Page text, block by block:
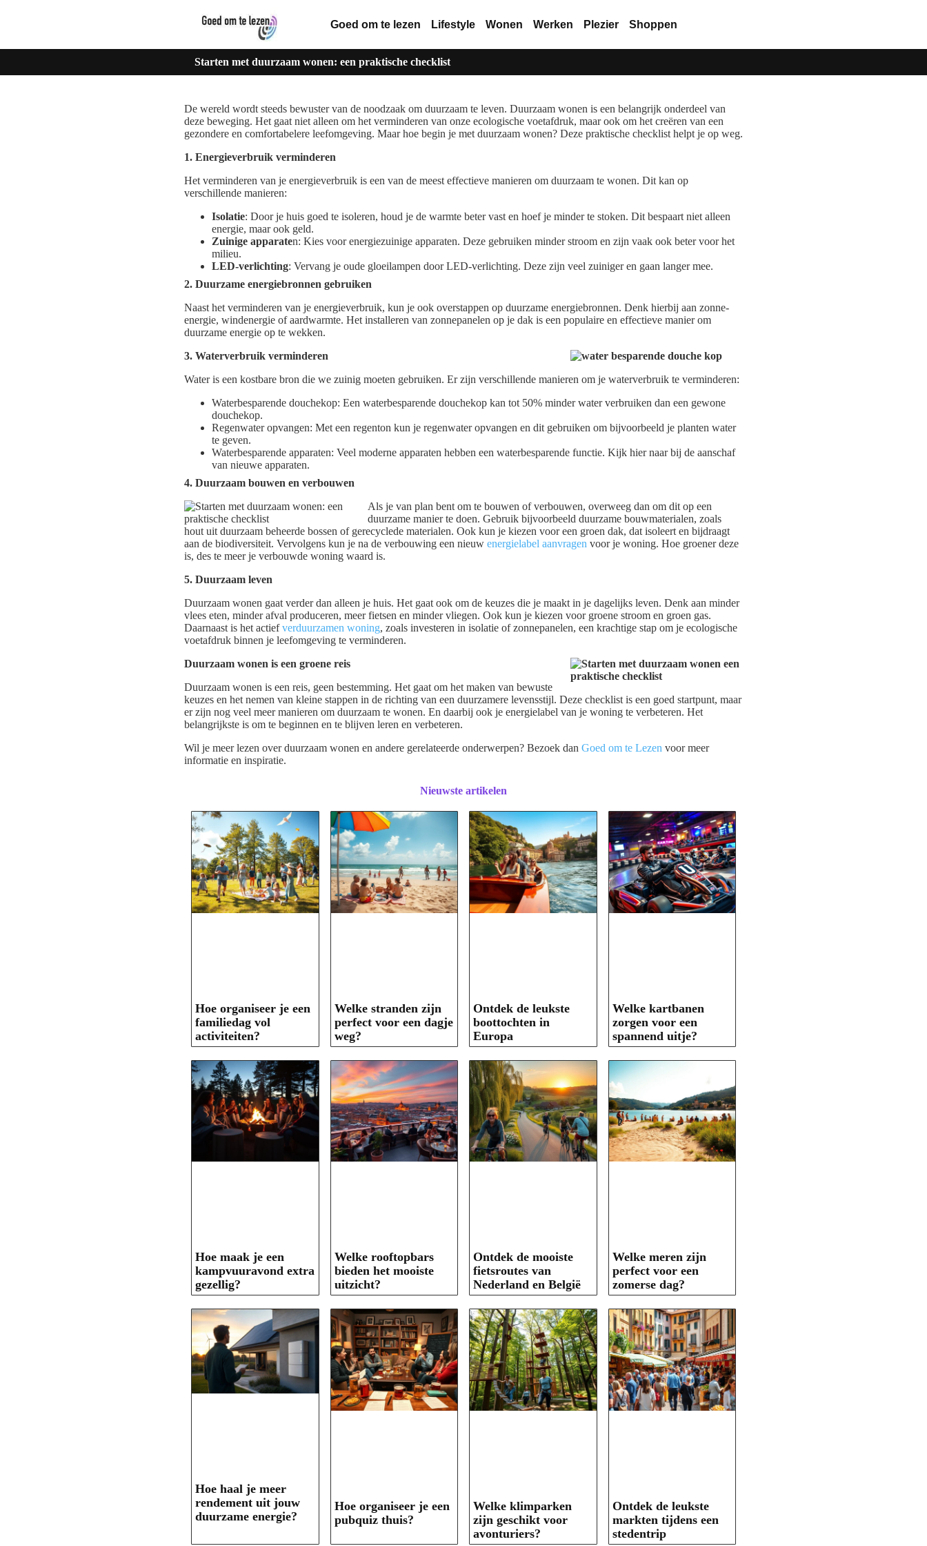
Goed om te lezen Lifestyle Wonen Werken Plezier Shoppen
Starten met duurzaam wonen: een praktische checklist
De wereld wordt steeds bewuster van de noodzaak om duurzaam te leven. Duurzaam wonen is een belangrijk onderdeel van
deze beweging. Het gaat niet alleen om het verminderen van onze ecologische voetafdruk, maar ook om het creëren van een
gezondere en comfortabelere leefomgeving. Maar hoe begin je met duurzaam wonen? Deze praktische checklist helpt je op weg.
1. Energieverbruik verminderen
Het verminderen van je energieverbruik is een van de meest effectieve manieren om duurzaam te wonen. Dit kan op
verschillende manieren:
Isolatie: Door je huis goed te isoleren, houd je de warmte beter vast en hoef je minder te stoken. Dit bespaart niet alleen
energie, maar ook geld.
Zuinige apparaten: Kies voor energiezuinige apparaten. Deze gebruiken minder stroom en zijn vaak ook beter voor het
milieu.
LED-verlichting: Vervang je oude gloeilampen door LED-verlichting. Deze zijn veel zuiniger en gaan langer mee.
2. Duurzame energiebronnen gebruiken
Naast het verminderen van je energieverbruik, kun je ook overstappen op duurzame energiebronnen. Denk hierbij aan zonne-
energie, windenergie of aardwarmte. Het installeren van zonnepanelen op je dak is een populaire en effectieve manier om
duurzame energie op te wekken.
3. Waterverbruik verminderen
Water is een kostbare bron die we zuinig moeten gebruiken. Er zijn verschillende manieren om je waterverbruik te verminderen:
Waterbesparende douchekop: Een waterbesparende douchekop kan tot 50% minder water verbruiken dan een gewone
douchekop.
Regenwater opvangen: Met een regenton kun je regenwater opvangen en dit gebruiken om bijvoorbeeld je planten water
te geven.
Waterbesparende apparaten: Veel moderne apparaten hebben een waterbesparende functie. Kijk hier naar bij de aanschaf
van nieuwe apparaten.
4. Duurzaam bouwen en verbouwen
Als je van plan bent om te bouwen of verbouwen, overweeg dan om dit op een
duurzame manier te doen. Gebruik bijvoorbeeld duurzame bouwmaterialen, zoals
hout uit duurzaam beheerde bossen of gerecyclede materialen. Ook kun je kiezen voor een groen dak, dat isoleert en bijdraagt
aan de biodiversiteit. Vervolgens kun je na de verbouwing een nieuw energielabel aanvragen voor je woning. Hoe groener deze
is, des te meer je verbouwde woning waard is.
5. Duurzaam leven
Duurzaam wonen gaat verder dan alleen je huis. Het gaat ook om de keuzes die je maakt in je dagelijks leven. Denk aan minder
vlees eten, minder afval produceren, meer fietsen en minder vliegen. Ook kun je kiezen voor groene stroom en groen gas.
Daarnaast is het actiefverduurzamen woning, zoals investeren in isolatie of zonnepanelen, een krachtige stap om je ecologische
voetafdruk binnen je leefomgeving te verminderen.
Duurzaam wonen is een groene reis
Duurzaam wonen is een reis, geen bestemming. Het gaat om het maken van bewuste
keuzes en het nemen van kleine stappen in de richting van een duurzamere levensstijl. Deze checklist is een goed startpunt, maar
er zijn nog veel meer manieren om duurzaam te wonen. En daarbij ook je energielabel van je woning te verbeteren. Het
belangrijkste is om te beginnen en te blijven leren en verbeteren.
Wil je meer lezen over duurzaam wonen en andere gerelateerde onderwerpen? Bezoek dan Goed om te Lezen voor meer
informatie en inspiratie.
Nieuwste artikelen
Hoe organiseer je een
familiedag vol
activiteiten?
Welke stranden zijn
perfect voor een dagje
weg?
Ontdek de leukste
boottochten in
Europa
Welke kartbanen
zorgen voor een
spannend uitje?
Hoe maak je een
kampvuuravond extra
gezellig?
Welke rooftopbars
bieden het mooiste
uitzicht?
Ontdek de mooiste
fietsroutes van
Nederland en België
Welke meren zijn
perfect voor een
zomerse dag?
Hoe haal je meer
rendement uit jouw
duurzame energie?
Hoe organiseer je een
pubquiz thuis?
Welke klimparken
zijn geschikt voor
avonturiers?
Ontdek de leukste
markten tijdens een
stedentrip